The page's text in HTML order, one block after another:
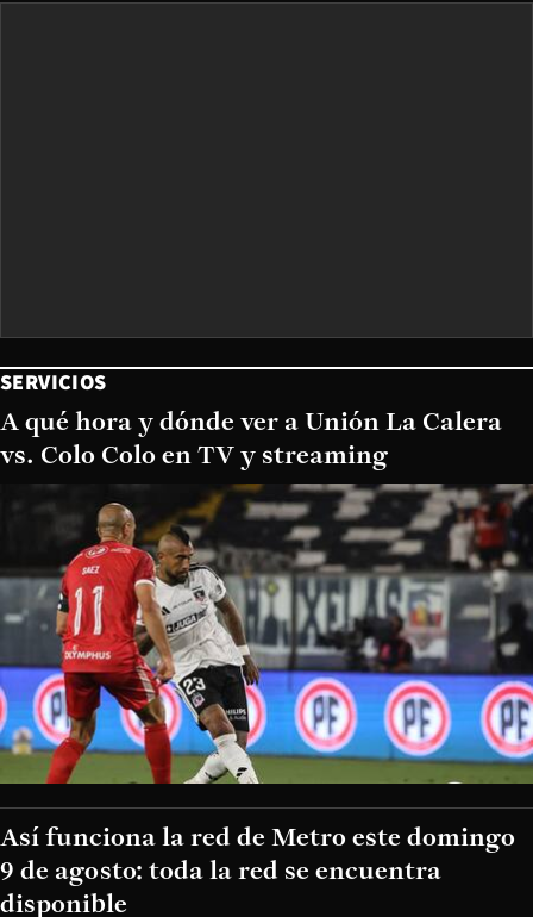
SERVICIOS
A qué hora y dónde ver a Unión La Calera
vs. Colo Colo en TV y streaming
Así funciona la red de Metro este domingo
9 de agosto: toda la red se encuentra
disponible